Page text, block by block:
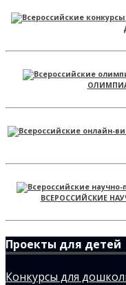
ВСЕРОССИЙСКИЕ
Проекты для детей
Конкурсы для